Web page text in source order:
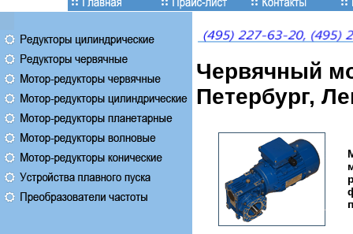
Червячный
Петербург,